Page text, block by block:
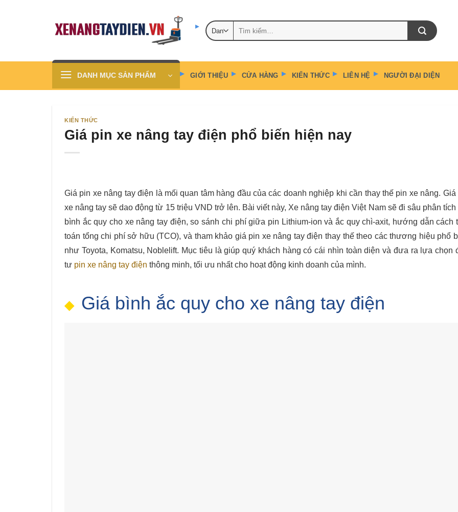
DANH MỤC SẢN PHẨM GIỚI THIỆU CỬA HÀNG KIẾN THỨC LIÊN HỆ NGƯỜI ĐẠI DIỆN
KIẾN THỨC
Giá pin xe nâng tay điện phổ biến hiện nay
Giá pin xe nâng tay điện là mối quan tâm hàng đầu của các doanh nghiệp khi cần thay thế pin xe nâng. Giá
xe nâng tay sẽ dao động từ 15 triệu VND trở lên. Bài viết này, Xe nâng tay điện Việt Nam sẽ đi sâu phân tích
bình ắc quy cho xe nâng tay điện, so sánh chi phí giữa pin Lithium-ion và ắc quy chì-axit, hướng dẫn cách
toán tổng chi phí sở hữu (TCO), và tham khảo giá pin xe nâng tay điện thay thế theo các thương hiệu phổ
như Toyota, Komatsu, Noblelift. Mục tiêu là giúp quý khách hàng có cái nhìn toàn diện và đưa ra lựa chọn
tư pin xe nâng tay điện thông minh, tối ưu nhất cho hoạt động kinh doanh của mình.
Giá bình ắc quy cho xe nâng tay điện